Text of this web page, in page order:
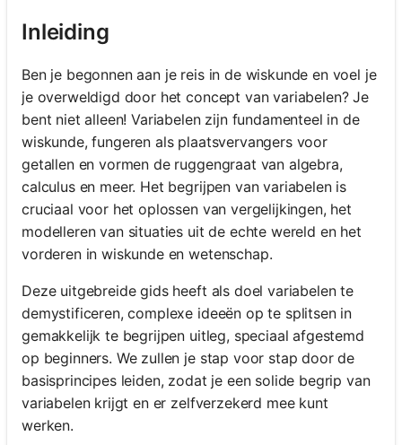
Inleiding
Ben je begonnen aan je reis in de wiskunde en voel je
je overweldigd door het concept van variabelen? Je
bent niet alleen! Variabelen zijn fundamenteel in de
wiskunde, fungeren als plaatsvervangers voor
getallen en vormen de ruggengraat van algebra,
calculus en meer. Het begrijpen van variabelen is
cruciaal voor het oplossen van vergelijkingen, het
modelleren van situaties uit de echte wereld en het
vorderen in wiskunde en wetenschap.
Deze uitgebreide gids heeft als doel variabelen te
demystificeren, complexe ideeën op te splitsen in
gemakkelijk te begrijpen uitleg, speciaal afgestemd
op beginners. We zullen je stap voor stap door de
basisprincipes leiden, zodat je een solide begrip van
variabelen krijgt en er zelfverzekerd mee kunt
werken.